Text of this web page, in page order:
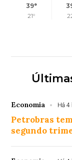
39°
21°
Economia Há 4
Petrobras
segundo